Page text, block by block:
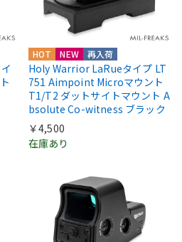
HOT NEW 再入荷
Holy Warrior LaRueタイプ LT
751 Aimpoint Microマウント
T1/T2 ダットサイトマウント A
bsolute Co-witness ブラック
￥4,500
在庫あり